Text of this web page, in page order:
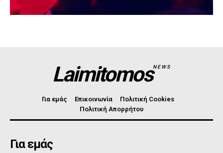
LaimitomosNEWS
Για εμάς Επικοινωνία
Πολιτική Cookies
Πολιτική Απορρήτου
Για εμάς